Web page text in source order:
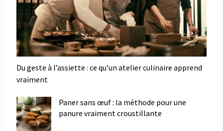
Du geste à l’assiette : ce qu’un atelier culinaire apprend
vraiment
Paner sans œuf : la méthode pour une
panure vraiment croustillante